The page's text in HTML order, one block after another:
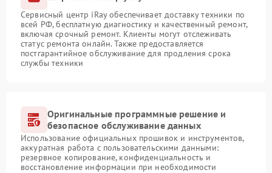
Сервисный центр iRay обеспечивает доставку техники по
всей РФ, бесплатную диагностику и качественный ремонт,
включая срочный ремонт. Клиенты могут отслеживать
статус ремонта онлайн. Также предоставляется
постгарантийное обслуживание для продления срока
службы техники
Оригинальные программные решение и
безопасное обслуживание данных
Использование официальных прошивок и инструментов,
аккуратная работа с пользовательскими данными:
резервное копирование, конфиденциальность и
восстановление информации при необходимости